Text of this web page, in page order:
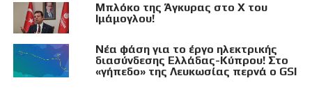
Μπλόκο της Άγκυρας στο X του
Ιμάμογλου!
Νέα φάση για το έργο ηλεκτρικής
διασύνδεσης Ελλάδας-Κύπρου! Στο
«γήπεδο» της Λευκωσίας περνά ο GSI